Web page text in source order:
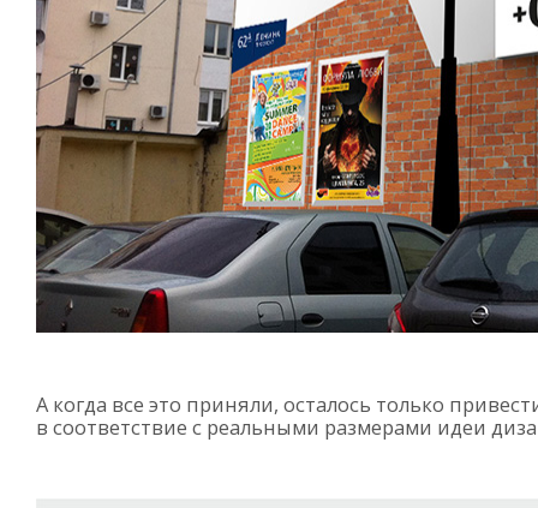
А когда все это приняли, осталось только
в соответствие с реальными размерами идеи